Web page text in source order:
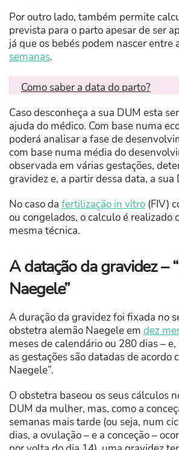
Por outro lado, também permite
prevista para o parto apesar de ser
já que os bebés podem nascer entre
semanas.
Como saber a data do parto?
Caso desconheça a sua DUM esta
ajuda do médico. Com base numa
poderá analisar a fase de
com base numa média do
observada em várias gestações,
gravidez e, a partir dessa data, a sua
No caso da fertilização in vitro (FIV)
ou congelados, o calculo é realizado
mesma técnica.
A datação da gravidez –
Naegele”
A duração da gravidez foi fixada no
obstetra alemão Naegele em dez
meses de calendário ou 280 dias –
as gestações são datadas de acordo
Naegele”.
O obstetra baseou os seus cálculos
DUM da mulher, mas, como a
semanas mais tarde (ou seja, num
dias, a ovulação – e a conceção –